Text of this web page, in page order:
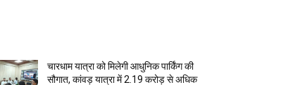
चारधाम यात्रा को मिलेगी आधुनिक पार्किंग की
सौगात, कांवड़ यात्रा में 2.19 करोड़ से अधिक